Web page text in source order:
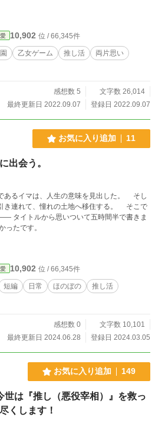
容的にはホラーゲームなのですが、それよ
ながら愛でることを堪能したいと思います！
素はありません。 ＊モブ主人のよ
けたらと思っております。 ＊作者の目
投稿しており
10,902 位 / 66,345件
乙女ゲーム 推し活
両片思い
感想数 5
文字数 26,014
最終更新日 2022.09.07
登録日 2022.09.07
お気に入り追加 11
出会う。
あるイマは、人生の意味を見出した。 そし
き連れて、憧れの土地へ移住する。 そこで
で書きま
ったです。
10,902 位 / 66,345件
短編 日常 ほのぼの
推し活
感想数 0
文字数 10,101
最終更新日 2024.06.28
登録日 2024.03.05
お気に入り追加 149
世は『推し（悪役宰相）』を救っ
くします！